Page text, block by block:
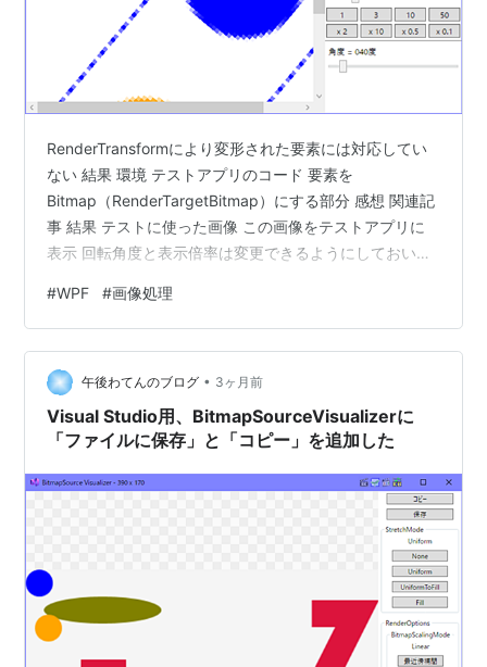
RenderTransformにより変形された要素には対応してい
ない 結果 環境 テストアプリのコード 要素を
Bitmap（RenderTargetBitmap）にする部分 感想 関連記
事 結果 テストに使った画像 この画像をテストアプリに
表示 回転角度と表示倍率は変更できるようにしておいて
後の要素を画像として保存した結果 1.0倍、20度 6.0倍、
40度 6.0倍、40度 保存された画像 6.0倍、40度
ScrollViewerの範囲外の部分も問題なく保存されている 2
倍拡大、30度のボタン要素を画像として保存 デザイン画
面 …
#WPF #画像処理
午後わてんのブログ • 3ヶ月前
Visual Studio用、BitmapSourceVisualizerに
「ファイルに保存」と「コピー」を追加した